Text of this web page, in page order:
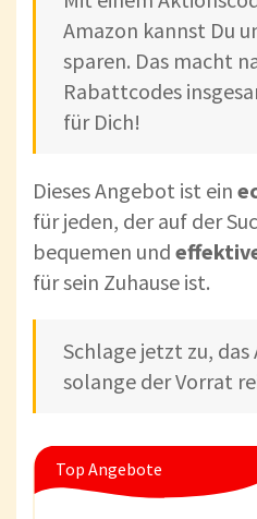
Amazon kannst Du
sparen. Das macht
Rabattcodes
für Dich!
Dieses Angebot ist ein
für jeden, der auf der
bequemen und
für sein Zuhause ist.
Schlage jetzt zu,
solange der Vorrat
Top Angebote